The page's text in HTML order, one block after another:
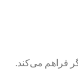
فراهم می‌کند.